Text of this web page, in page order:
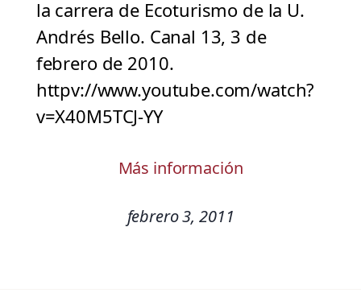
la carrera de Ecoturismo de la U.
Andrés Bello. Canal 13, 3 de
febrero de 2010.
httpv://www.youtube.com/watch?
v=X40M5TCJ-YY
Más información
febrero 3, 2011